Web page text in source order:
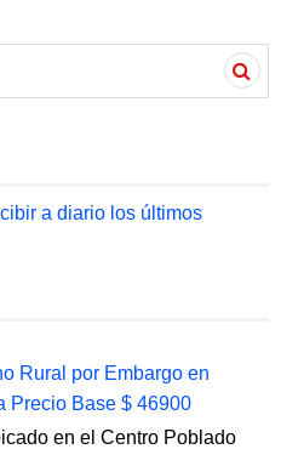
a diario los últimos
Rural por Embargo en
Precio Base $ 46900
en el Centro Poblado